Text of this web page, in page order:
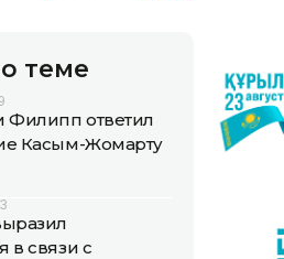
теме
Филипп ответил
Касым-Жомарту
в связи с